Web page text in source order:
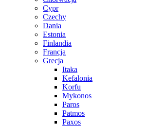
Cypr
Czechy
Dania
Estonia
Finlandia
Francja
Grecja
Itaka
Kefalonia
Korfu
Mykonos
Paros
Patmos
Paxos